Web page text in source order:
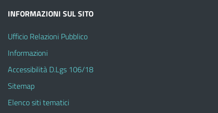
INFORMAZIONI SUL SITO
Ufficio Relazioni Pubblico
Informazioni
Accessibilità D.Lgs 106/18
Sitemap
Elenco siti tematici